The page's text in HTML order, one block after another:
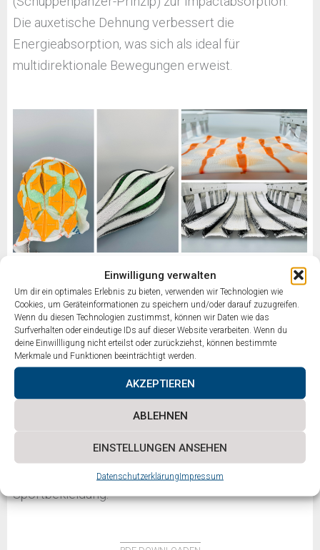
Einwilligung verwalten
Um dir ein optimales Erlebnis zu bieten, verwenden wir Technologien wie
Cookies, um Geräteinformationen zu speichern und/oder darauf zuzugreifen.
Wenn du diesen Technologien zustimmst, können wir Daten wie das
Surfverhalten oder eindeutige IDs auf dieser Website verarbeiten. Wenn du
deine Einwillligung nicht erteilst oder zurückziehst, können bestimmte
Merkmale und Funktionen beeinträchtigt werden.
AKZEPTIEREN
ABLEHNEN
EINSTELLUNGEN ANSEHEN
DatenschutzerklärungImpressum
Die auxetische Dehnung verbessert die
Energieabsorption, was sich als ideal für
multidirektionale Bewegungen erweist.
Ergebnis: Beide Ansätze bieten funktionalen Schutz,
doch bleiben Herausforderungen bei
Langzeitstabilität, Tragekomfort und seitlicher
Stoßabsorption. Weitere Tests sind nötig, um die
Leistung gegenüber klassischen Knieschonern zu
bewerten. Die Lösungen zeigen jedoch hohes
Potenzial für flexible, nachhaltige
Schutzanwendungen in Arbeits- und
Sportbekleidung.